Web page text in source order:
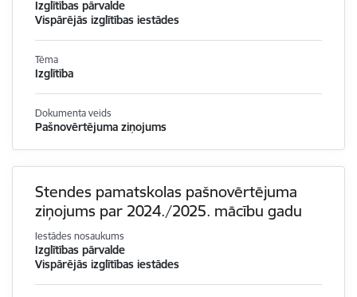
Izglītības pārvalde
Vispārējās izglītības iestādes
Tēma
Izglītība
Dokumenta veids
Pašnovērtējuma ziņojums
Stendes pamatskolas pašnovērtējuma
ziņojums par 2024./2025. mācību gadu
Iestādes nosaukums
Izglītības pārvalde
Vispārējās izglītības iestādes